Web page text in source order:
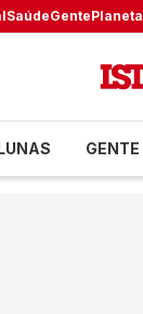
SaúdeGentePlaneta
GENTE